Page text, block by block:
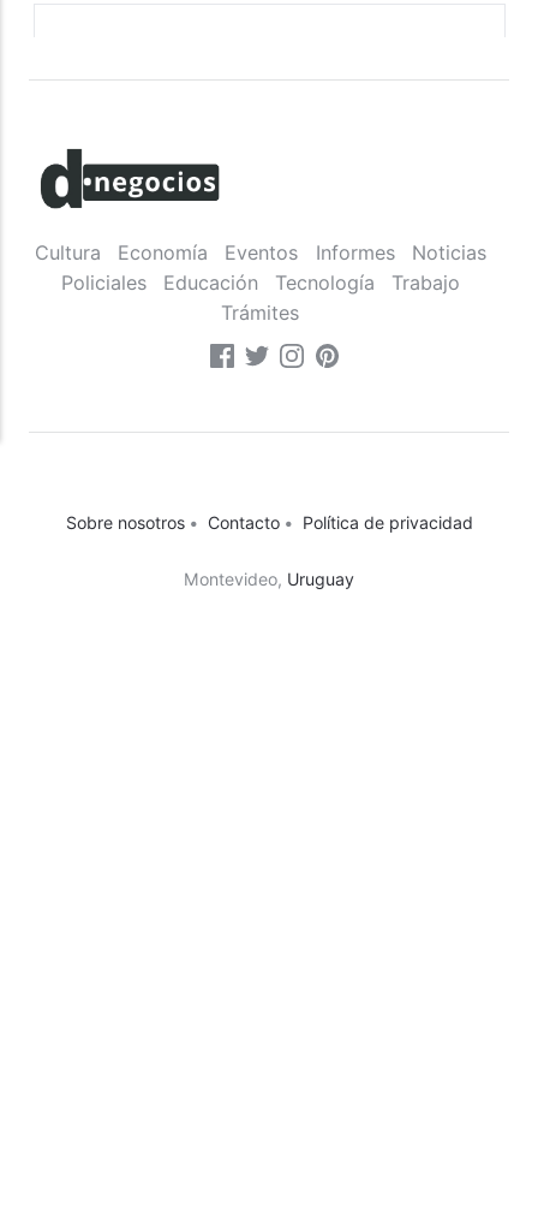
Cultura Economía Eventos Informes
Noticias
Policiales
Educación Tecnología
Trabajo
Trámites
Sobre nosotros • Contacto • Política de privacidad
Montevideo, Uruguay